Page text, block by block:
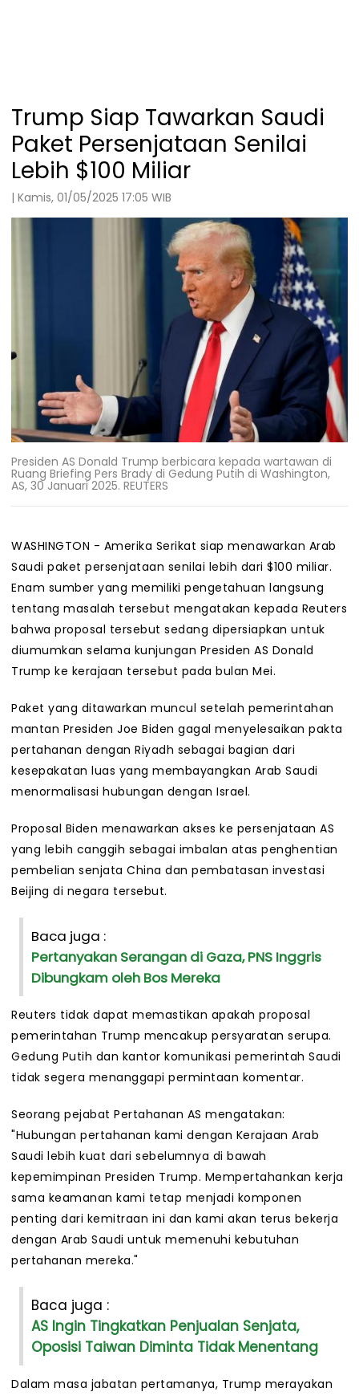
Trump Siap Tawarkan Saudi
Paket Persenjataan Senilai
Lebih $100 Miliar
| Kamis, 01/05/2025 17:05 WIB
Presiden AS Donald Trump berbicara kepada wartawan di
Ruang Briefing Pers Brady di Gedung Putih di Washington,
AS, 30 Januari 2025. REUTERS
WASHINGTON - Amerika Serikat siap menawarkan Arab
Saudi paket persenjataan senilai lebih dari $100 miliar.
Enam sumber yang memiliki pengetahuan langsung
tentang masalah tersebut mengatakan kepada Reuters
bahwa proposal tersebut sedang dipersiapkan untuk
diumumkan selama kunjungan Presiden AS Donald
Trump ke kerajaan tersebut pada bulan Mei.
Paket yang ditawarkan muncul setelah pemerintahan
mantan Presiden Joe Biden gagal menyelesaikan pakta
pertahanan dengan Riyadh sebagai bagian dari
kesepakatan luas yang membayangkan Arab Saudi
menormalisasi hubungan dengan Israel.
Proposal Biden menawarkan akses ke persenjataan AS
yang lebih canggih sebagai imbalan atas penghentian
pembelian senjata China dan pembatasan investasi
Beijing di negara tersebut.
Baca juga :
Pertanyakan Serangan di Gaza, PNS Inggris
Dibungkam oleh Bos Mereka
Reuters tidak dapat memastikan apakah proposal
pemerintahan Trump mencakup persyaratan serupa.
Gedung Putih dan kantor komunikasi pemerintah Saudi
tidak segera menanggapi permintaan komentar.
Seorang pejabat Pertahanan AS mengatakan:
"Hubungan pertahanan kami dengan Kerajaan Arab
Saudi lebih kuat dari sebelumnya di bawah
kepemimpinan Presiden Trump. Mempertahankan kerja
sama keamanan kami tetap menjadi komponen
penting dari kemitraan ini dan kami akan terus bekerja
dengan Arab Saudi untuk memenuhi kebutuhan
pertahanan mereka."
Baca juga :
AS Ingin Tingkatkan Penjualan Senjata,
Oposisi Taiwan Diminta Tidak Menentang
Dalam masa jabatan pertamanya, Trump merayakan